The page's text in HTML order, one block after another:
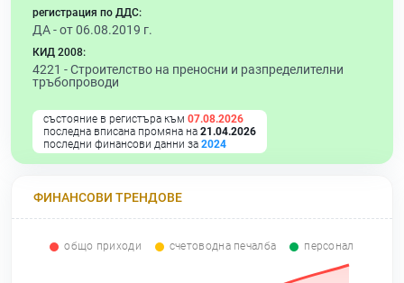
регистрация по ДДС:
ДА - от 06.08.2019 г.
КИД 2008:
4221 -Строителство на преносни и разпределителни
тръбопроводи
състояние в регистъра към 07.08.2026
последна вписана промяна на 21.04.2026
последни финансови данни за 2024
ФИНАНСОВИ ТРЕНДОВЕ
общо приходи счетоводна печалба персонал